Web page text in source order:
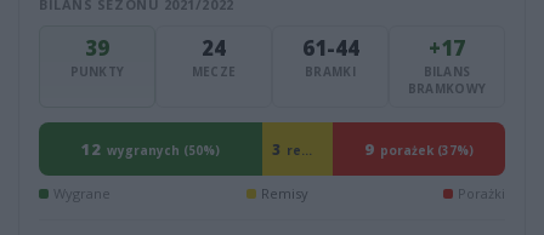
BILANS SEZONU 2021/2022
39
PUNKTY
24
MECZE
61-44
BRAMKI
+17
BILANS
BRAMKOWY
12 wygranych (50%) 3 remisy (13%) 9 porażek (37%)
Wygrane Remisy Porażki